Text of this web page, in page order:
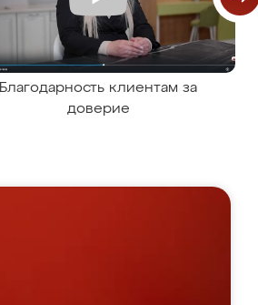
Благодарность клиентам за
доверие